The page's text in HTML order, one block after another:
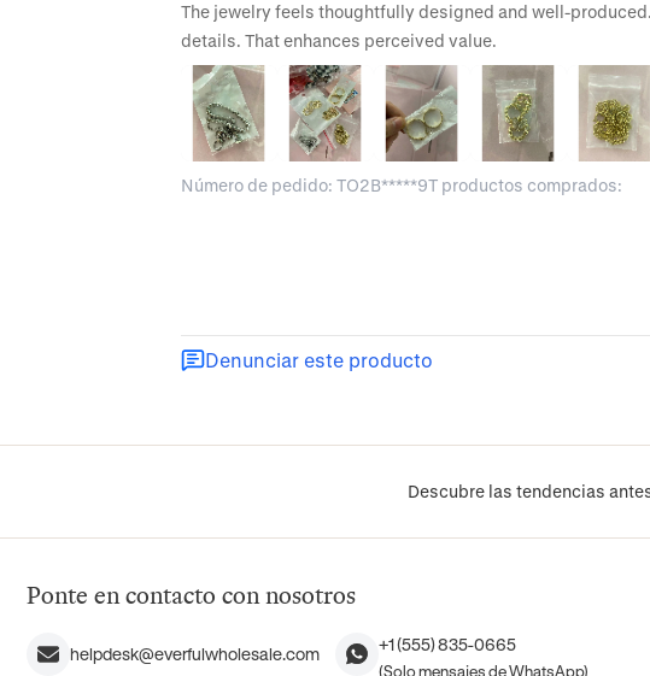
The jewelry feels thoughtfully designed and well-
details. That enhances perceived value.
Número de pedido: TO2B*****9T productos comprados:
Denunciar este producto
Descubre las tendencias
Ponte en contacto con nosotros
helpdesk@everfulwholesale.com +1 (555) 835-0665
(Solo mensajes de WhatsApp)